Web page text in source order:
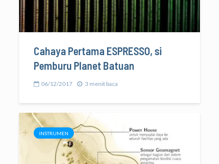
Cahaya Pertama ESPRESSO, si
Pemburu Planet Batuan
06/12/2017 3 menit baca
INSTRUMEN